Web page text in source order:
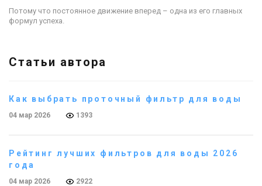
Потому что постоянное движение вперед – одна из его главных
формул успеха.
Статьи автора
Как выбрать проточный фильтр для воды
04 мар 2026 1393
Рейтинг лучших фильтров для воды 2026
года
04 мар 2026 2922